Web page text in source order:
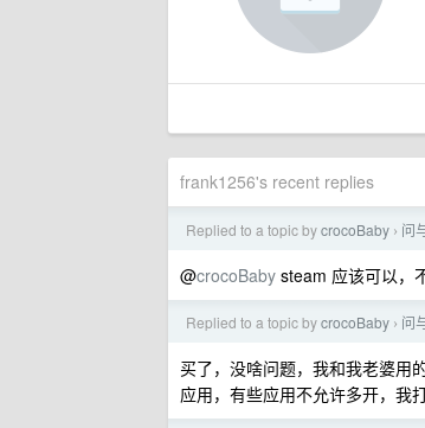
frank1256's recent replies
Replied to a topic bycrocoBaby › 问
@crocoBaby steam 应该可以，
Replied to a topic bycrocoBaby › 问
买了，没啥问题，我和我老婆用
应用，有些应用不允许多开，我